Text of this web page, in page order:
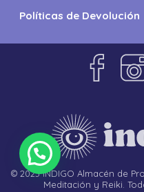
Políticas de Devolución
© 2023 INDIGO Almacén de
Meditación y Reiki.